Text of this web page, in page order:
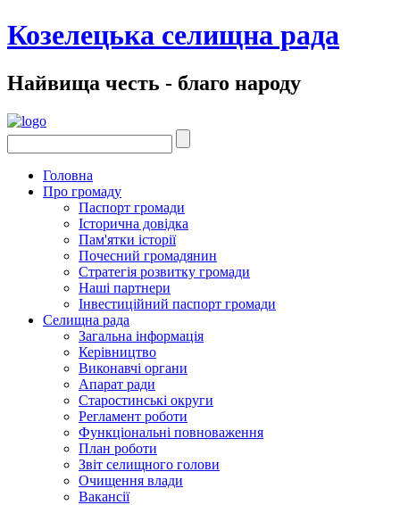
Козелецька селищна рада
Найвища честь - благо народу
Головна
Про громаду
Паспорт громади
Історична довідка
Пам'ятки історії
Почесний громадянин
Стратегія розвитку громади
Наші партнери
Інвестиційний паспорт громади
Селищна рада
Загальна інформація
Керівництво
Виконавчі органи
Апарат ради
Старостинські округи
Регламент роботи
Функціональні повноваження
План роботи
Звіт селищного голови
Очищення влади
Вакансії